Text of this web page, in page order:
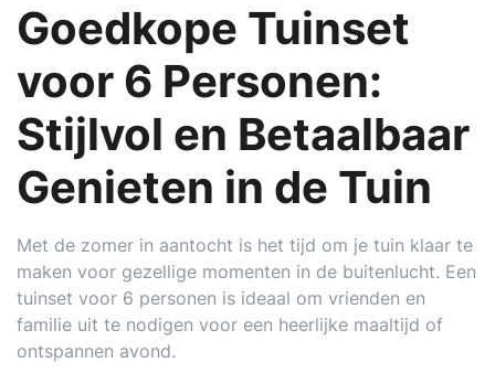
Goedkope Tuinset
voor 6 Personen:
Stijlvol en Betaalbaar
Genieten in de Tuin
Met de zomer in aantocht is het tijd om je tuin klaar te
maken voor gezellige momenten in de buitenlucht. Een
tuinset voor 6 personen is ideaal om vrienden en
familie uit te nodigen voor een heerlijke maaltijd of
ontspannen avond.